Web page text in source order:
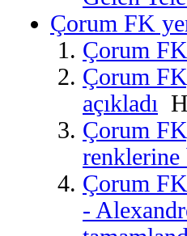
Çorum FK
Çorum
Çorum
açıkladı
Çorum
renklerine
Çorum
-